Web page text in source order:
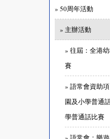
» 50周年活動
» 主辦活動
» 往屆：全港
賽
» 語常會資助
園及小學普通
學普通話比賽